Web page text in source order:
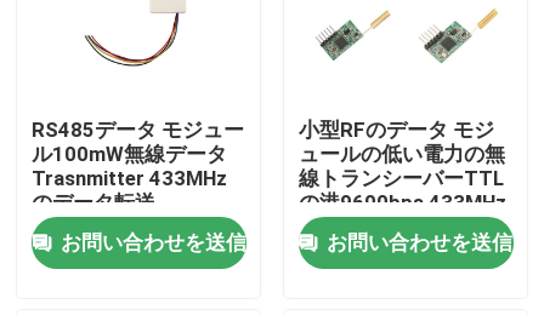
RS485データ モジュー
ル100mW無線データ
Trasnmitter 433MHz
のデータ転送
お問い合わせを送信
小型RFのデータ モジ
ュールの低い電力の無
線トランシーバーTTL
の港9600bps 433MHz
お問い合わせを送信